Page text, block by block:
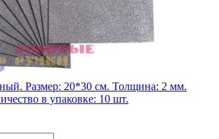
Размер: 20*30 см. Толщина: 2 мм.
в упаковке: 10 шт.